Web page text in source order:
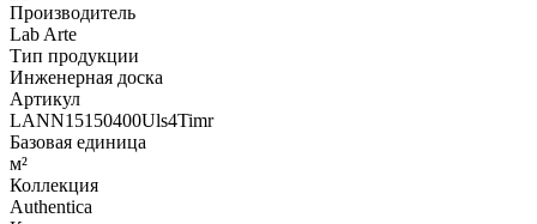
Производитель
Lab Arte
Тип продукции
Инженерная доска
Артикул
LANN15150400Uls4Timr
Базовая единица
м²
Коллекция
Authentica